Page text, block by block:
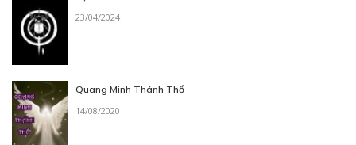
23/04/2024
Quang Minh Thánh Thổ
14/08/2020